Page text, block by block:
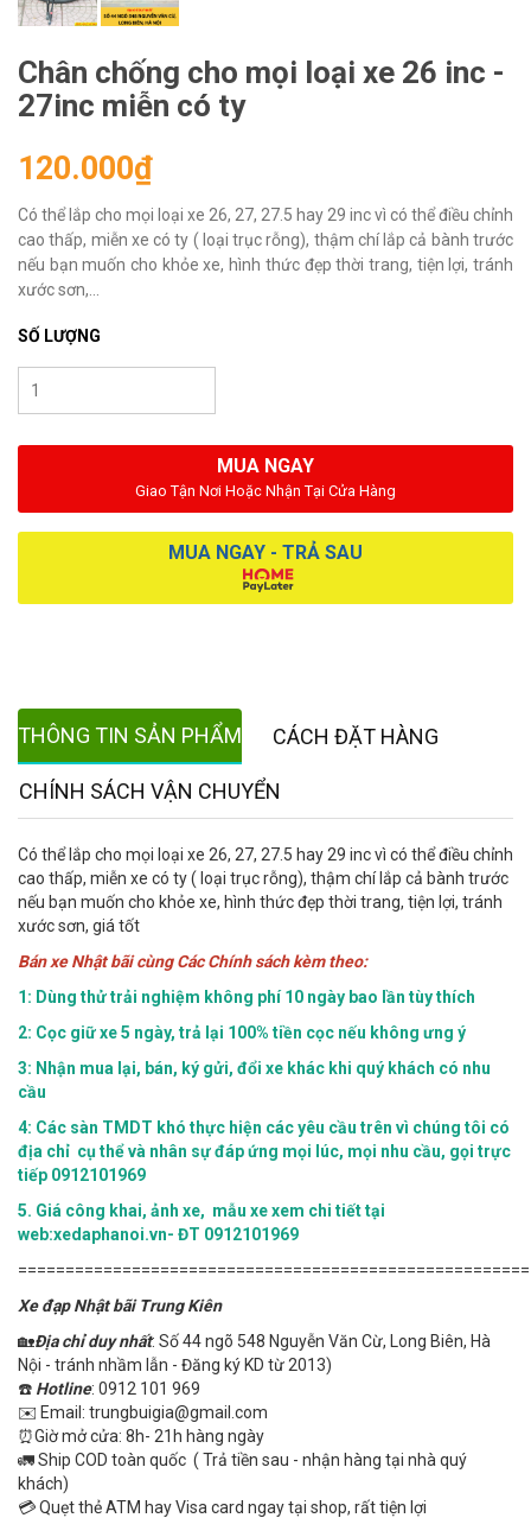
Chân chống cho mọi loại xe 26 inc -
27inc miễn có ty
120.000₫
Có thể lắp cho mọi loại xe 26, 27, 27.5 hay 29 inc vì có thể điều chỉnh
cao thấp, miễn xe có ty ( loại trục rỗng), thậm chí lắp cả bành trước
nếu bạn muốn cho khỏe xe, hình thức đẹp thời trang, tiện lợi, tránh
xước sơn,...
SỐ LƯỢNG
MUA NGAY
Giao Tận Nơi Hoặc Nhận Tại Cửa Hàng
MUA NGAY - TRẢ SAU
THÔNG TIN SẢN PHẨM CÁCH ĐẶT HÀNG
CHÍNH SÁCH VẬN CHUYỂN
Có thể lắp cho mọi loại xe 26, 27, 27.5 hay 29 inc vì có thể điều chỉnh
cao thấp, miễn xe có ty ( loại trục rỗng), thậm chí lắp cả bành trước
nếu bạn muốn cho khỏe xe, hình thức đẹp thời trang, tiện lợi, tránh
xước sơn, giá tốt
Bán xe Nhật bãi cùng Các Chính sách kèm theo:
1: Dùng thử trải nghiệm không phí 10 ngày bao lần tùy thích
2: Cọc giữ xe 5 ngày, trả lại 100% tiền cọc nếu không ưng ý
3: Nhận mua lại, bán, ký gửi, đổi xe khác khi quý khách có nhu
cầu
4: Các sàn TMDT khó thực hiện các yêu cầu trên vì chúng tôi có
địa chỉ cụ thể và nhân sự đáp ứng mọi lúc, mọi nhu cầu, gọi trực
tiếp 0912101969
5. Giá công khai, ảnh xe, mẫu xe xem chi tiết tại
web:xedaphanoi.vn- ĐT 0912101969
Xe đạp Nhật bãi Trung Kiên
🏡Địa chỉ duy nhất: Số 44 ngõ 548 Nguyễn Văn Cừ, Long Biên, Hà
Nội - tránh nhầm lẫn - Đăng ký KD từ 2013)
☎️ Hotline: 0912 101 969
✉️ Email: trungbuigia@gmail.com
⏰Giờ mở cửa: 8h- 21h hàng ngày
🚛 Ship COD toàn quốc ( Trả tiền sau - nhận hàng tại nhà quý
khách)
💳 Quẹt thẻ ATM hay Visa card ngay tại shop, rất tiện lợi